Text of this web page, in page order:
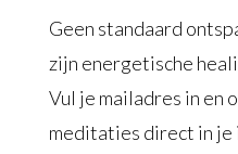
Geen standaard
zijn energetische
Vul je mailadres in en
meditaties direct in je